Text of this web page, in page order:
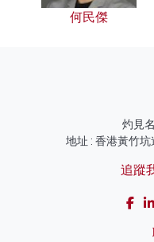
何民傑
灼見
地址 : 香港黃竹
追蹤